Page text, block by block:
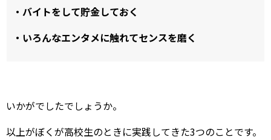
・バイトをして貯金しておく
・いろんなエンタメに触れてセンスを磨く
いかがでしたでしょうか。
以上がぼくが高校生のときに実践してきた3つのことです。